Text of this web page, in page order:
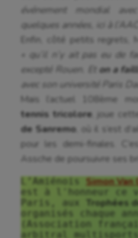
événement mondial
quelques années, ici à l’AAC.
Enfin, côté petits
« qu’il n’y ait pas eu de
excepté Rouen. Et on a
avec son université Paris
Mais l’actuel 108ème
tennis tricolore , joue
de Sanremo , où il s’est
pour les demi-finales.
Assche de poursuivre ses
L’Amiénois Simon Van
est à l'honneur ce
Paris, aux
Trophées
organisés chaque
(Association